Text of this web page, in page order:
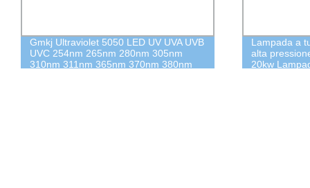
Gmkj Ultraviolet 5050 LED UV UVA UVB
UVC 254nm 265nm 280nm 305nm
310nm 311nm 365nm 370nm 380nm
Lampada a
alta
20kw